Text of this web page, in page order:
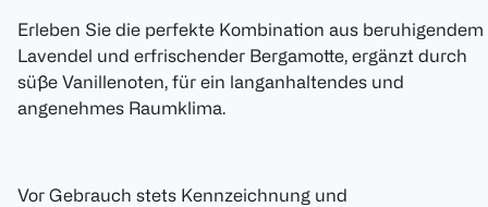
Erleben Sie die perfekte Kombination aus beruhigendem
Lavendel und erfrischender Bergamotte, ergänzt durch
süße Vanillenoten, für ein langanhaltendes und
angenehmes Raumklima.
Vor Gebrauch stets Kennzeichnung und